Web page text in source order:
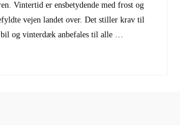
Vintertid er ensbetydende med frost og
vejen landet over. Det stiller krav til
og vinterdæk anbefales til alle …